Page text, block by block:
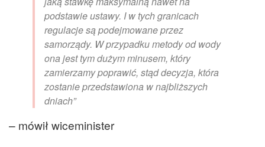
podstawie ustawy. I w tych granicach
regulacje są podejmowane przez
samorządy. W przypadku metody od wody
ona jest tym dużym minusem, który
zamierzamy poprawić, stąd decyzja, która
zostanie przedstawiona w najbliższych
dniach”
– mówił wiceminister